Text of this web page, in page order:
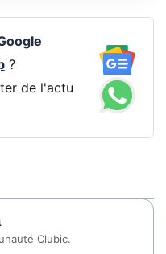
?
de l'actu
Clubic.